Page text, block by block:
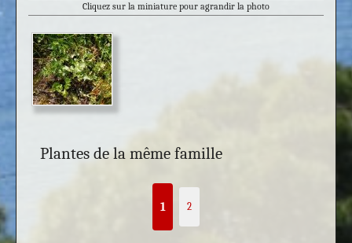
Cliquez sur la miniature pour agrandir la photo
Plantes de la même famille
1 2